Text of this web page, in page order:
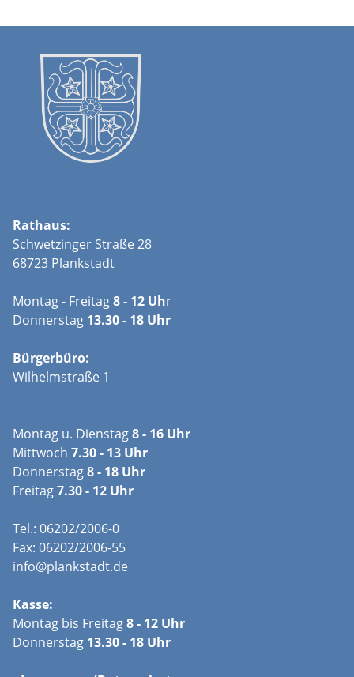
Rathaus:
Schwetzinger Straße 28
68723 Plankstadt
Montag - Freitag8 - 12 Uhr
Donnerstag 13.30 - 18 Uhr
Bürgerbüro:
Wilhelmstraße 1
Montag u. Dienstag8 - 16 Uhr
Mittwoch 7.30 - 13 Uhr
Donnerstag8 - 18 Uhr
Freitag7.30 - 12 Uhr
Tel.: 06202/2006-0
Fax: 06202/2006-55
info@plankstadt.de
Kasse:
Montag bis Freitag8 - 12 Uhr
Donnerstag 13.30 - 18 Uhr